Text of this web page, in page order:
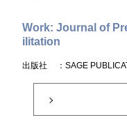
Work: Journal of
ilitation
出版社 ：SAGE